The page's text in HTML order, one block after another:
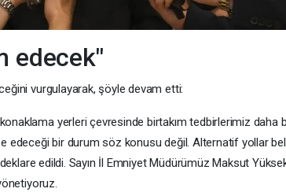
edecek"
vurgulayarak, şöyle devam etti:
yerleri çevresinde birtakım tedbirlerimiz daha
edeceği bir durum söz konusu değil. Alternatif yollar
edildi. Sayın İl Emniyet Müdürümüz Maksut